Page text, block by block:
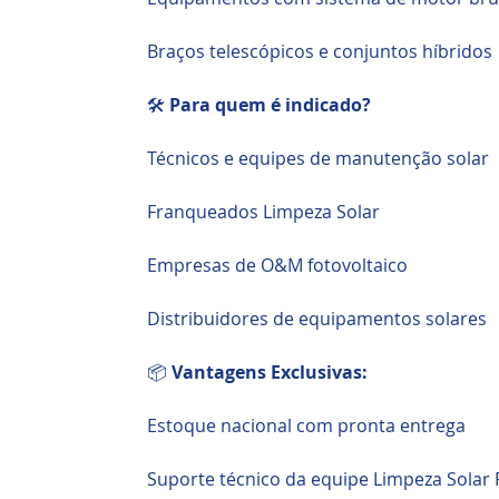
Braços telescópicos e conjuntos híbridos
🛠️ Para quem é indicado?
Técnicos e equipes de manutenção solar
Franqueados Limpeza Solar
Empresas de O&M fotovoltaico
Distribuidores de equipamentos solares
📦 Vantagens Exclusivas:
Estoque nacional com pronta entrega
Suporte técnico da equipe Limpeza Solar